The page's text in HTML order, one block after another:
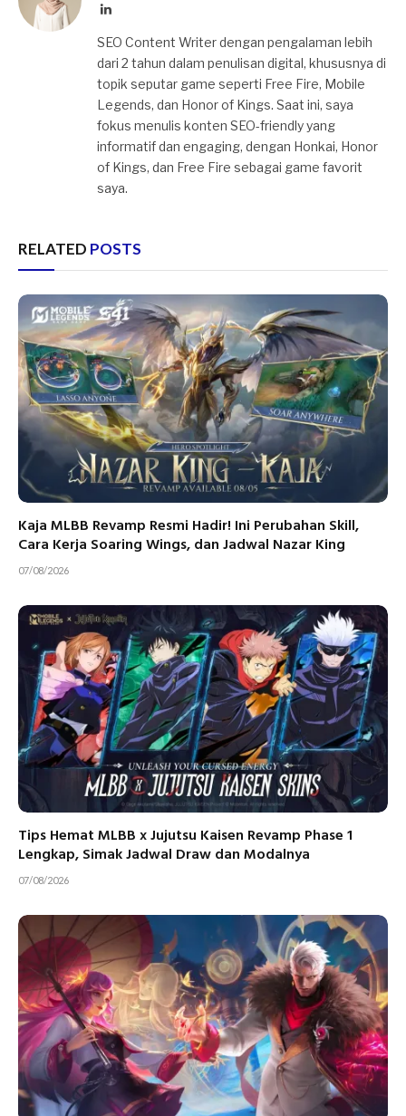
LinkedIn
SEO Content Writer dengan pengalaman lebih
dari 2 tahun dalam penulisan digital, khususnya di
topik seputar game seperti Free Fire, Mobile
Legends, dan Honor of Kings. Saat ini, saya
fokus menulis konten SEO-friendly yang
informatif dan engaging, dengan Honkai, Honor
of Kings, dan Free Fire sebagai game favorit
saya.
RELATED POSTS
Kaja MLBB Revamp Resmi Hadir! Ini Perubahan Skill,
Cara Kerja Soaring Wings, dan Jadwal Nazar King
07/08/2026
Tips Hemat MLBB x Jujutsu Kaisen Revamp Phase 1
Lengkap, Simak Jadwal Draw dan Modalnya
07/08/2026